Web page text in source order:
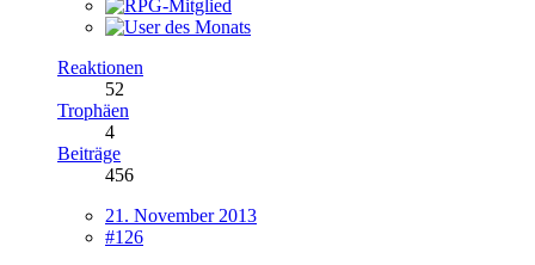
Reaktionen
52
Trophäen
4
Beiträge
456
21. November 2013
#126